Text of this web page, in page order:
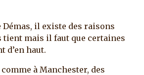
il existe des raisons
tient mais il faut que certaines
d’en haut.
à Manchester, des